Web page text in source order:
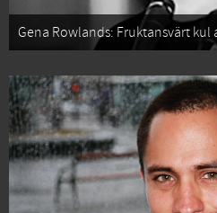
Gena Rowlands: Fruktansvärt